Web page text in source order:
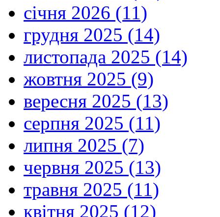
січня 2026 (11)
грудня 2025 (14)
листопада 2025 (14)
жовтня 2025 (9)
вересня 2025 (13)
серпня 2025 (11)
липня 2025 (7)
червня 2025 (13)
травня 2025 (11)
квітня 2025 (12)